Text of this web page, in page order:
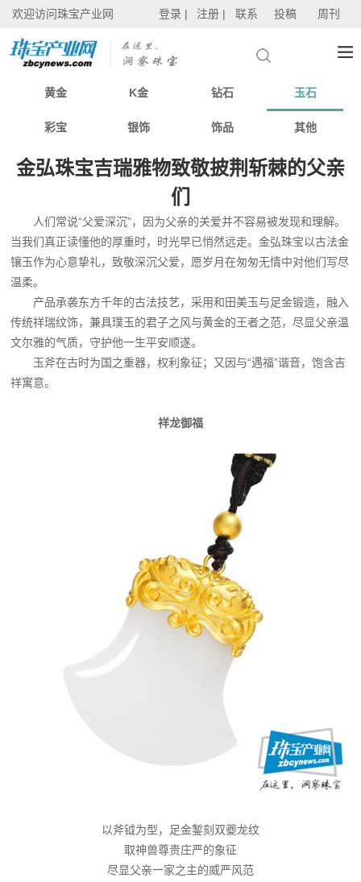
欢迎访问珠宝产业网 登录 | 注册 | 联系 投稿 周刊
黄金 K金 钻石 玉石
彩宝 银饰 饰品 其他
金弘珠宝吉瑞雅物致敬披荆斩棘的父亲
们
人们常说“父爱深沉”，因为父亲的关爱并不容易被发现和理解。
当我们真正读懂他的厚重时，时光早已悄然远走。金弘珠宝以古法金
镶玉作为心意挚礼，致敬深沉父爱，愿岁月在匆匆无情中对他们写尽
温柔。
产品承袭东方千年的古法技艺，采用和田美玉与足金锻造，融入
传统祥瑞纹饰，兼具璞玉的君子之风与黄金的王者之范，尽显父亲温
文尔雅的气质，守护他一生平安顺遂。
玉斧在古时为国之重器，权利象征；又因与“遇福”谐音，饱含吉
祥寓意。
祥龙御福
以斧钺为型，足金錾刻双夔龙纹
取神兽尊贵庄严的象征
尽显父亲一家之主的威严风范